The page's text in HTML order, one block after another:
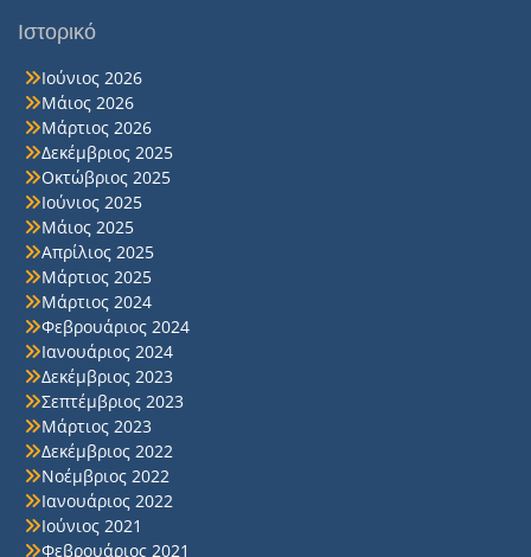
Ιστορικό
Ιούνιος 2026
Μάιος 2026
Μάρτιος 2026
Δεκέμβριος 2025
Οκτώβριος 2025
Ιούνιος 2025
Μάιος 2025
Απρίλιος 2025
Μάρτιος 2025
Μάρτιος 2024
Φεβρουάριος 2024
Ιανουάριος 2024
Δεκέμβριος 2023
Σεπτέμβριος 2023
Μάρτιος 2023
Δεκέμβριος 2022
Νοέμβριος 2022
Ιανουάριος 2022
Ιούνιος 2021
Φεβρουάριος 2021